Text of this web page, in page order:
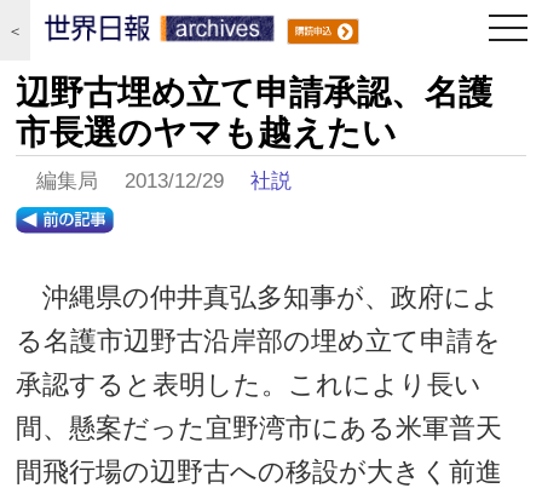
＜
辺野古埋め立て申請承認、名護
市長選のヤマも越えたい
編集局 2013/12/29社説
沖縄県の仲井真弘多知事が、政府によ
る名護市辺野古沿岸部の埋め立て申請を
承認すると表明した。これにより長い
間、懸案だった宜野湾市にある米軍普天
間飛行場の辺野古への移設が大きく前進